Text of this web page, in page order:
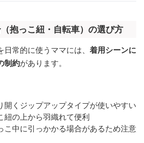
抱っこ紐・自転車）の選び方
常的に使うママには、 着用シーンに
制約があります。
開くジップアップタイプが使いやすい
紐の上から羽織れて便利
こ中に引っかかる場合があるため注意